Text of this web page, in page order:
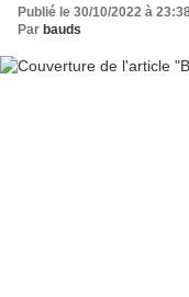
Publié le 30/10/2022 à
Par bauds